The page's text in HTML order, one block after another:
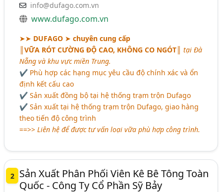
info@dufago.com.vn
www.dufago.com.vn
➤➤ DUFAGO ➤ chuyên cung cấp
║VỮA RÓT CƯỜNG ĐỘ CAO, KHÔNG CO NGÓT║tại Đà
Nẵng và khu vực miền Trung.
✔ Phù hợp các hạng mục yêu cầu độ chính xác và ổn
định kết cấu cao
✔ Sản xuất đồng bộ tại hệ thống trạm trộn Dufago
✔ Sản xuất tại hệ thống trạm trộn Dufago, giao hàng
theo tiến độ công trình
==>>Liên hệ để được tư vấn loại vữa phù hợp công trình.
2
Sản Xuất Phân Phối Viên Kê Bê Tông Toàn
Quốc - Công Ty Cổ Phần Sỹ Bảy